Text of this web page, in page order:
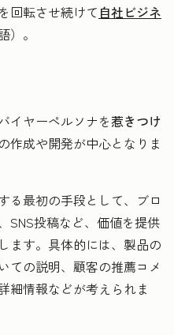
回転させ続けて 自社ビジネ
）。
イヤーペルソナを惹きつけ
作成や開発が中心となりま
る最初の手段として、ブロ
SNS投稿など、価値を提供
します。具体的には、製品の
ての説明、顧客の推薦コメ
細情報などが考えられま